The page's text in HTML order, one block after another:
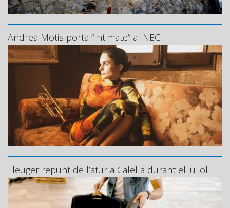
Andrea Motis porta “Intimate” al NEC
Lleuger repunt de l’atur a Calella durant el juliol